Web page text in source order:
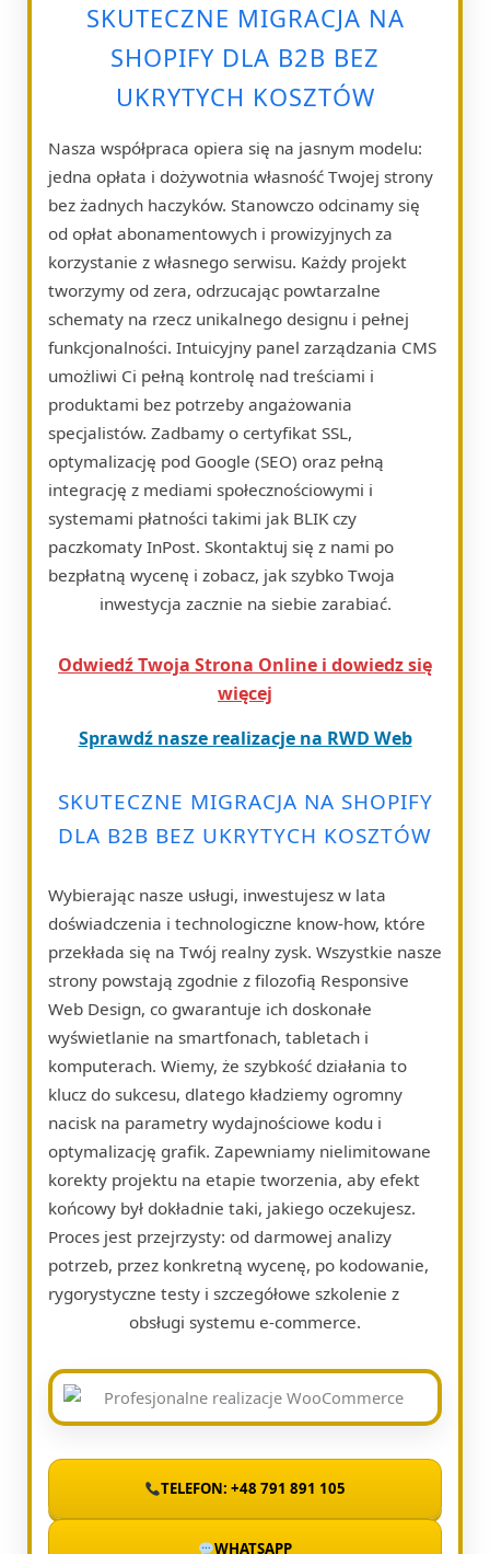
SKUTECZNE MIGRACJA NA
SHOPIFY DLA B2B BEZ
UKRYTYCH KOSZTÓW
Nasza współpraca opiera się na jasnym modelu:
jedna opłata i dożywotnia własność Twojej strony
bez żadnych haczyków. Stanowczo odcinamy się
od opłat abonamentowych i prowizyjnych za
korzystanie z własnego serwisu. Każdy projekt
tworzymy od zera, odrzucając powtarzalne
schematy na rzecz unikalnego designu i pełnej
funkcjonalności. Intuicyjny panel zarządzania CMS
umożliwi Ci pełną kontrolę nad treściami i
produktami bez potrzeby angażowania
specjalistów. Zadbamy o certyfikat SSL,
optymalizację pod Google (SEO) oraz pełną
integrację z mediami społecznościowymi i
systemami płatności takimi jak BLIK czy
paczkomaty InPost. Skontaktuj się z nami po
bezpłatną wycenę i zobacz, jak szybko Twoja
inwestycja zacznie na siebie zarabiać.
Odwiedź Twoja Strona Online i dowiedz się
więcej
Sprawdź nasze realizacje na RWD Web
SKUTECZNE MIGRACJA NA SHOPIFY
DLA B2B BEZ UKRYTYCH KOSZTÓW
Wybierając nasze usługi, inwestujesz w lata
doświadczenia i technologiczne know-how, które
przekłada się na Twój realny zysk. Wszystkie nasze
strony powstają zgodnie z filozofią Responsive
Web Design, co gwarantuje ich doskonałe
wyświetlanie na smartfonach, tabletach i
komputerach. Wiemy, że szybkość działania to
klucz do sukcesu, dlatego kładziemy ogromny
nacisk na parametry wydajnościowe kodu i
optymalizację grafik. Zapewniamy nielimitowane
korekty projektu na etapie tworzenia, aby efekt
końcowy był dokładnie taki, jakiego oczekujesz.
Proces jest przejrzysty: od darmowej analizy
potrzeb, przez konkretną wycenę, po kodowanie,
rygorystyczne testy i szczegółowe szkolenie z
obsługi systemu e-commerce.
TELEFON: +48 791 891 105
WHATSAPP